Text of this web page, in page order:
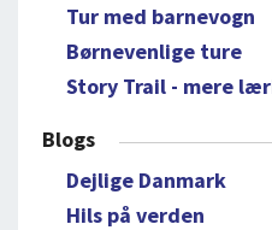
Tur med barnevogn
Børnevenlige ture
Story Trail - mere
Blogs
Dejlige Danmark
Hils på verden